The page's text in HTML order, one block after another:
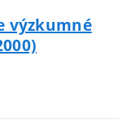
výzkumné